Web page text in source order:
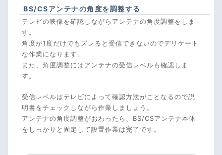
BS/CSアンテナの角度を調整する
テレビの映像を確認しながらアンテナの角度調整をしま
す。
角度が1度だけでもズレると受信できないのでデリケート
な作業になります。
また、角度調整にはアンテナの受信レベルも確認しま
す。
受信レベルはテレビによって確認方法がことなるので説
明書をチェックしながら作業しましょう。
アンテナの角度調整がおわったら、BS/CSアンテナ本体
をしっかりと固定して設置作業は完了です。